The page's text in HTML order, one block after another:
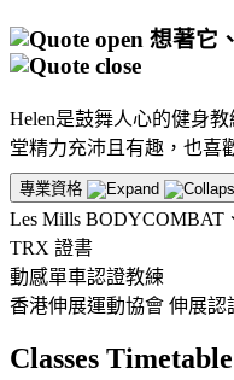
想著它
Helen是鼓舞人心的健身
堂精力充沛且有趣，也喜
專業資格
Les Mills BODYCOMBAT
TRX 證書
動感單車認證教練
香港伸展運動協會 伸展認
Classes Timetable